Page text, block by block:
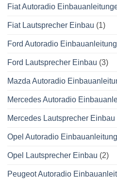
Fiat Autoradio
Fiat Lautsprecher Einbau (1)
Ford Autoradio
Ford Lautsprecher Einbau (3)
Mazda Autoradio
Mercedes Autoradio
Mercedes Lautsprecher Einbau
Opel Autoradio
Opel Lautsprecher Einbau (2)
Peugeot Autoradio